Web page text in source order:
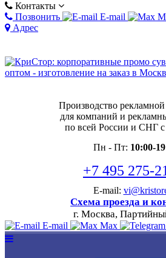
Контакты
Позвонить
E-mail
Адрес
Производство
для компаний и
по всей России и СНГ с
Пн - Пт: 10:00-
+7 495 275-
E-mail:
Схема проезда и
г. Москва,
E-mail Max